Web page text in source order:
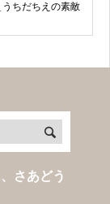
ちだちえの素敵
さあどう